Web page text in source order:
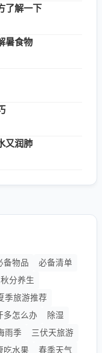
了解一下
暑食物
又润肺
备物品
必备清单
秋分养生
季旅游推荐
多怎么办
除湿
雨季
三伏天旅游
吃水果 春季天气